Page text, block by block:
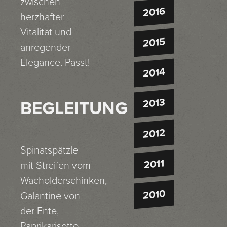
herzhafter
Vitalität und
anregender
Elegance. Passt!
BEGLEITUNG
Spinatspätzle
mit Streifen vom
Wacholderschinken,
Galantine von
der Ente,
2016
2015
2014
2013
2012
2011
2010